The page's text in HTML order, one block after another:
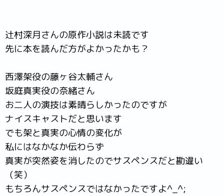
辻村深月さんの原作小説は未読です
先に本を読んだ方がよかったかも？
西澤架役の藤ヶ谷太輔さん
坂庭真実役の奈緒さん
お二人の演技は素晴らしかったのですが
ナイスキャストだと思います
でも架と真実の心情の変化が
私にはなかなか伝わらず
真実が突然姿を消したのでサスペンスだと勘違い
（笑）
もちろんサスペンスではなかったですよ^_^;